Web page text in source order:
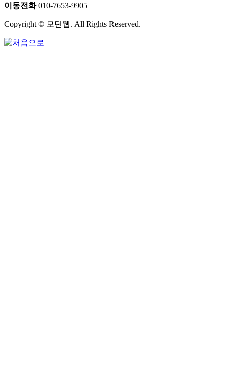
이동전화010-7653-9905
Copyright © 모던웹. All Rights Reserved.